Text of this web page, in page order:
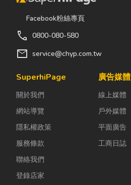
Facebook粉絲專頁
call 0800-080-580
mail service@chyp.com.tw
SuperhiPage
關於我們
網站導覽
隱私權政策
服務條款
聯絡我們
登錄店家
廣告媒體
線上媒體
戶外媒體
平面廣告
工商日誌